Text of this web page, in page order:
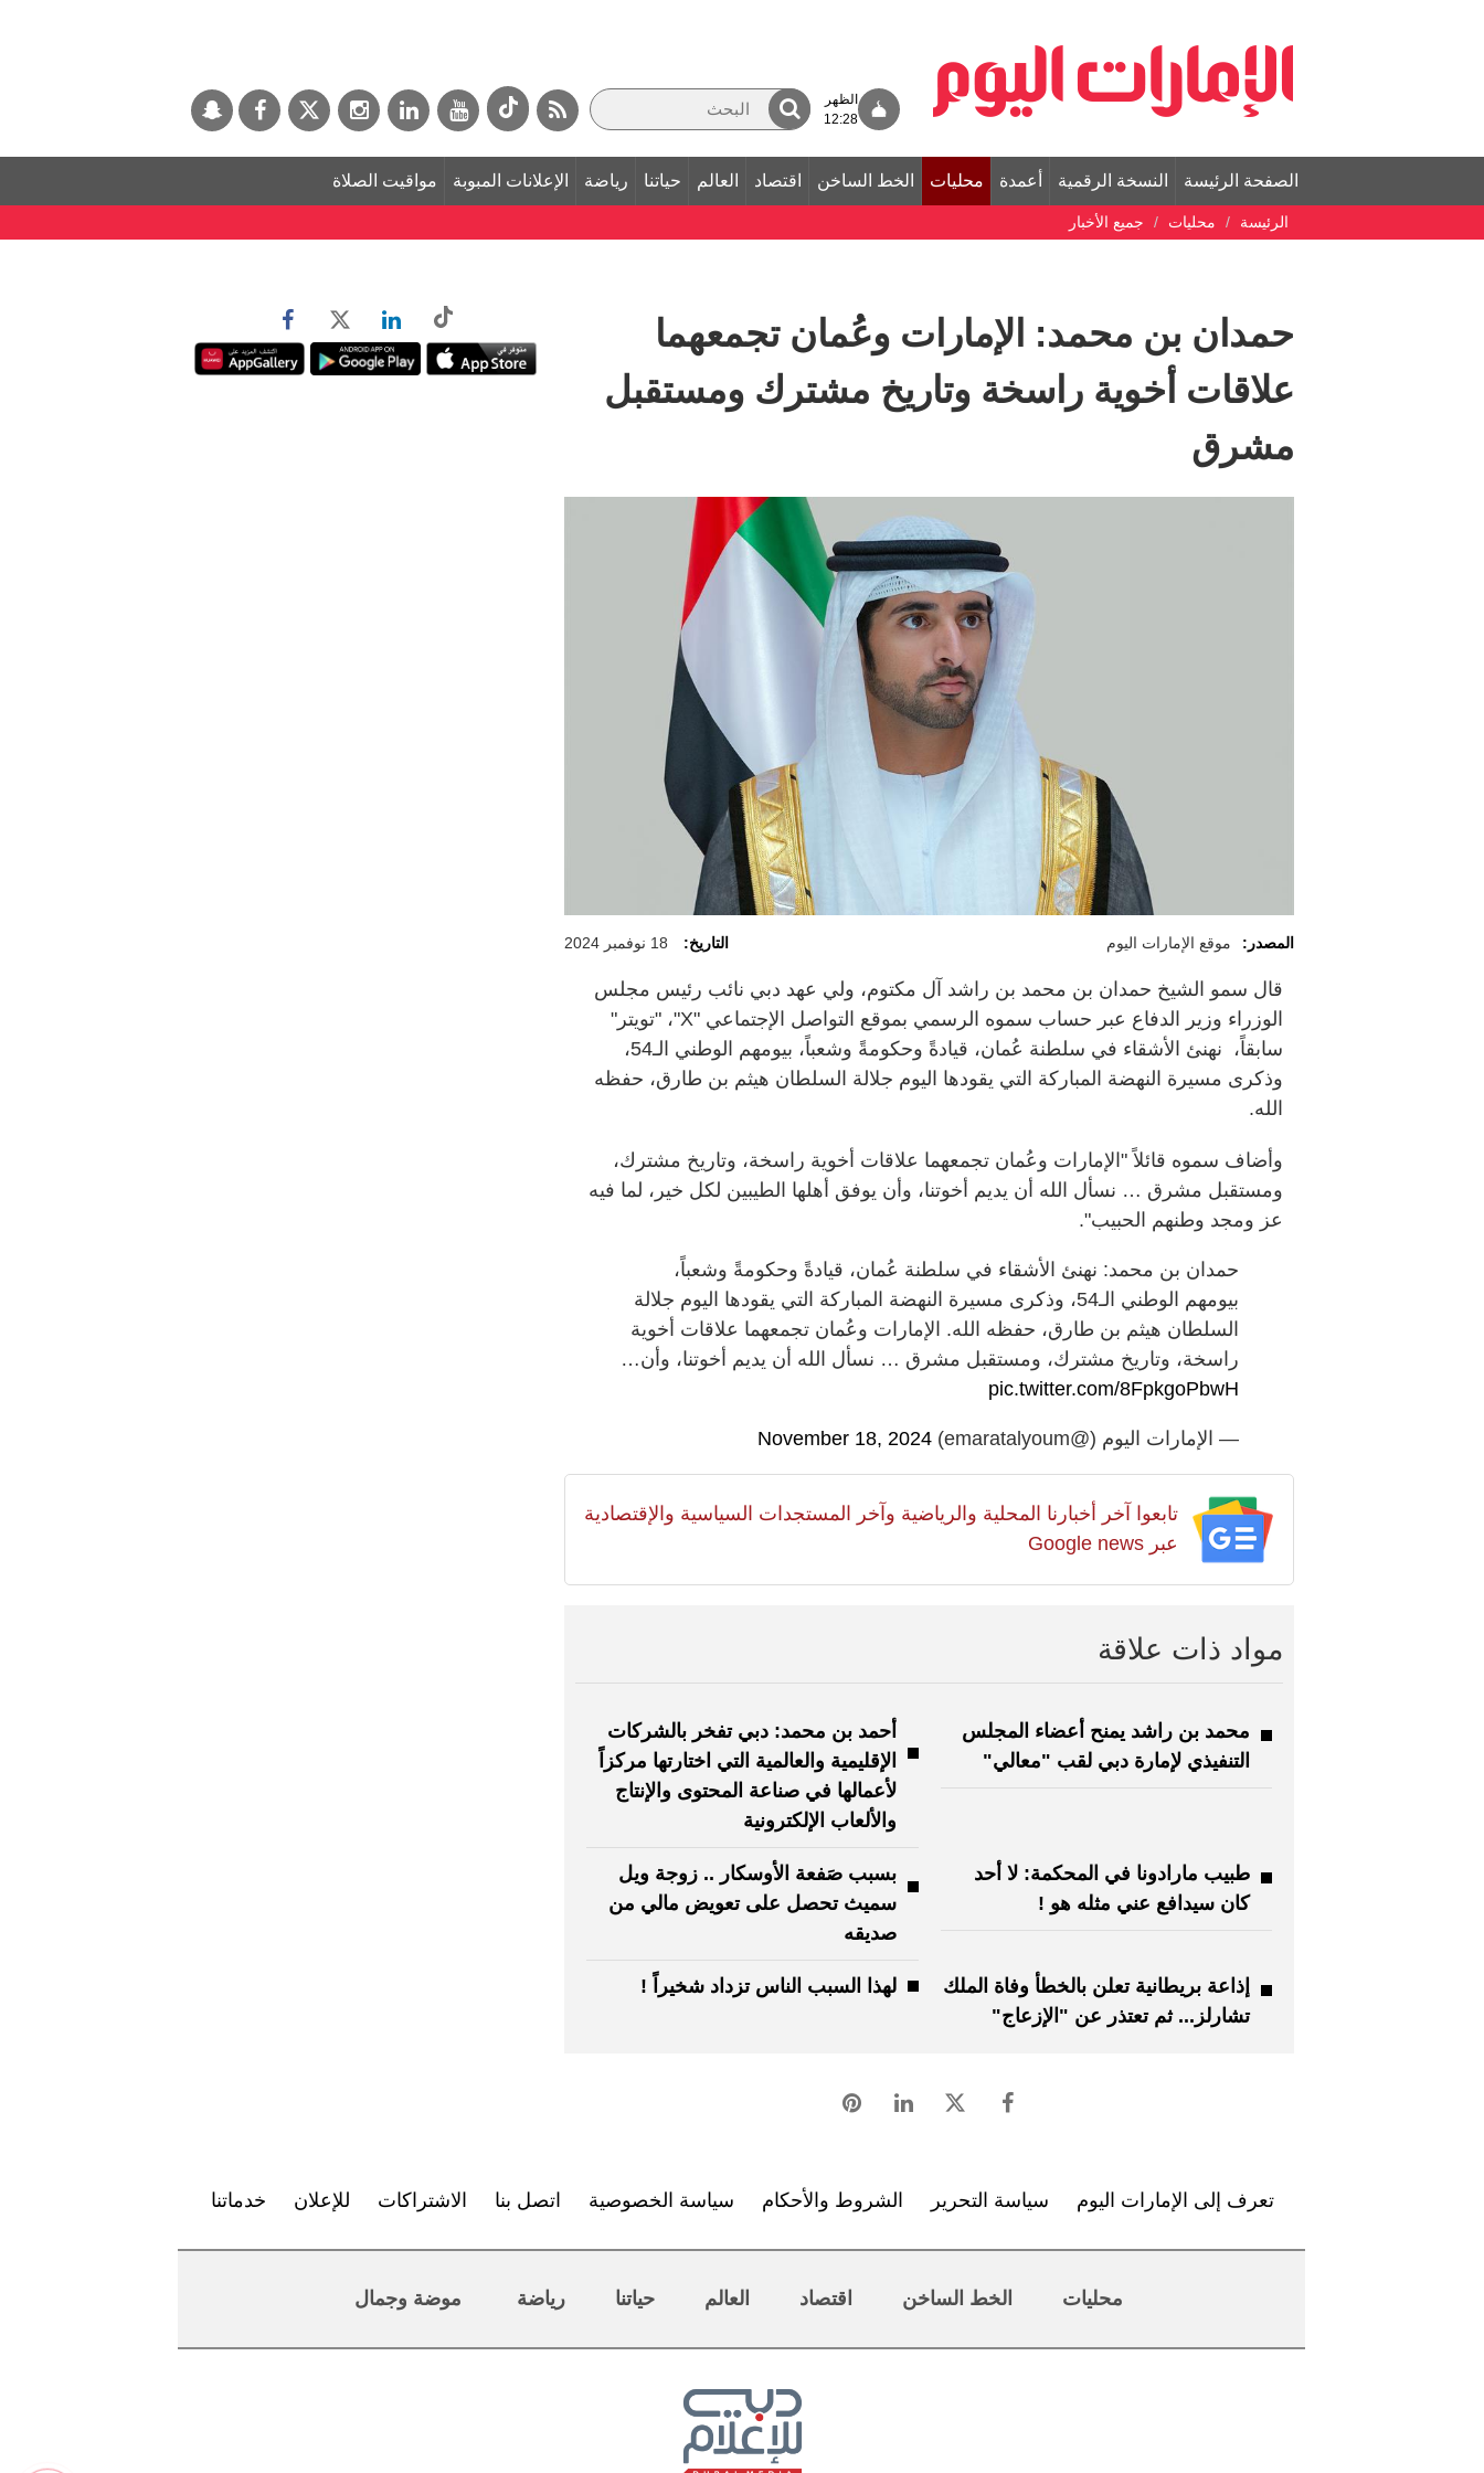
الظهر
12:28
الصفحة الرئيسة النسخة الرقمية أعمدة محليات الخط الساخن اقتصاد العالم حياتنا رياضة الإعلانات المبوبة مواقيت الصلاة
الرئيسة محليات جميع الأخبار
حمدان بن محمد: الإمارات وعُمان تجمعهما
علاقات أخوية راسخة وتاريخ مشترك ومستقبل
مشرق
المصدر: موقع الإمارات اليوم التاريخ: 18 نوفمبر 2024
قال سمو الشيخ حمدان بن محمد بن راشد آل مكتوم، ولي عهد دبي نائب رئيس مجلس
الوزراء وزير الدفاع عبر حساب سموه الرسمي بموقع التواصل الإجتماعي "X"، "تويتر"
سابقاً، نهنئ الأشقاء في سلطنة عُمان، قيادةً وحكومةً وشعباً، بيومهم الوطني الـ54،
وذكرى مسيرة النهضة المباركة التي يقودها اليوم جلالة السلطان هيثم بن طارق، حفظه
الله.
وأضاف سموه قائلاً "الإمارات وعُمان تجمعهما علاقات أخوية راسخة، وتاريخ مشترك،
ومستقبل مشرق … نسأل الله أن يديم أخوتنا، وأن يوفق أهلها الطيبين لكل خير، لما فيه
عز ومجد وطنهم الحبيب".
حمدان بن محمد: نهنئ الأشقاء في سلطنة عُمان، قيادةً وحكومةً وشعباً،
بيومهم الوطني الـ54، وذكرى مسيرة النهضة المباركة التي يقودها اليوم جلالة
السلطان هيثم بن طارق، حفظه الله. الإمارات وعُمان تجمعهما علاقات أخوية
راسخة، وتاريخ مشترك، ومستقبل مشرق … نسأل الله أن يديم أخوتنا، وأن…
pic.twitter.com/8FpkgoPbwH
— الإمارات اليوم (@emaratalyoum) November 18, 2024
تابعوا آخر أخبارنا المحلية والرياضية وآخر المستجدات السياسية والإقتصادية
عبر Google news
مواد ذات علاقة
محمد بن راشد يمنح أعضاء المجلس
التنفيذي لإمارة دبي لقب "معالي"
أحمد بن محمد: دبي تفخر بالشركات
الإقليمية والعالمية التي اختارتها مركزاً
لأعمالها في صناعة المحتوى والإنتاج
والألعاب الإلكترونية
طبيب مارادونا في المحكمة: لا أحد
كان سيدافع عني مثله هو !
بسبب صَفعة الأوسكار .. زوجة ويل
سميث تحصل على تعويض مالي من
صديقه
إذاعة بريطانية تعلن بالخطأ وفاة الملك
تشارلز... ثم تعتذر عن "الإزعاج"
لهذا السبب الناس تزداد شخيراً !
تعرف إلى الإمارات اليوم سياسة التحرير الشروط والأحكام سياسة الخصوصية اتصل بنا الاشتراكات للإعلان خدماتنا
محليات الخط الساخن اقتصاد العالم حياتنا رياضة موضة وجمال